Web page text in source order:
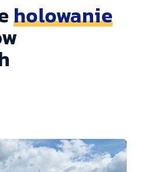
holowanie